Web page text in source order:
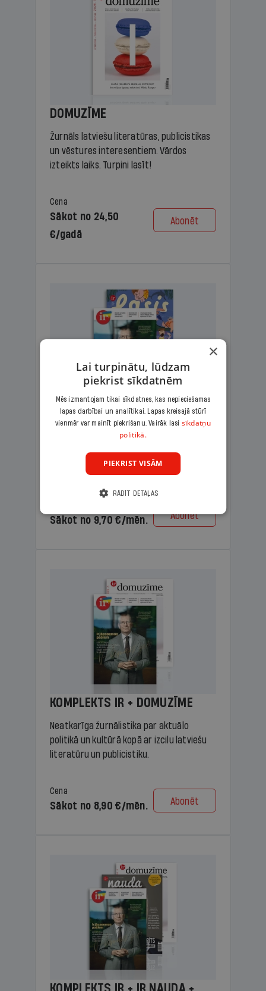
DOMUZĪME
Žurnāls latviešu literatūras, publicistikas
un vēstures interesentiem. Vārdos
izteikts laiks. Turpini lasīt!
Cena
Sākot no 24,50
€/gadā
Abonēt
KOMPLEKTS IR + LASIS
Ģimenes komplekts – aizraujošs
lasāmžurnāls bērniem un analītiska
lasāmviela vecākiem.
Sākot no 9,70 €/mēn. Abonēt
KOMPLEKTS IR + DOMUZĪME
Neatkarīga žurnālistika par aktuālo
politikā un kultūrā kopā ar izcilu latviešu
literatūru un publicistiku.
Cena
Sākot no 8,90 €/mēn. Abonēt
×
Lai turpinātu, lūdzam
piekrist sīkdatnēm
Mēs izmantojam tikai sīkdatnes, kas nepieciešamas
lapas darbībai un analītikai. Lapas kreisajā stūrī
vienmēr var mainīt piekrišanu. Vairāk lasi sīkdatņu
politikā.
PIEKRIST VISĀM
RĀDĪT DETAĻAS